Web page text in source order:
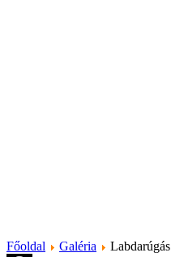
Főoldal Galéria Labdarúgás